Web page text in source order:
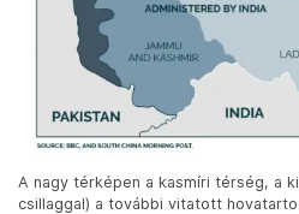
A nagy térképen a kasmíri térség, a
csillaggal) a további vitatott